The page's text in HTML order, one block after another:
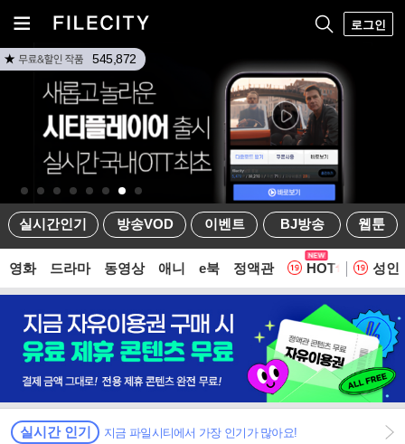
로그인
실시간인기 방송VOD 이벤트 BJ방송 웹툰
545,872
영화 드라마 동영상 애니 e북 정액관 HOT 웹
성인
실시간 인기 지금 파일시티에서 가장 인기가 많아요!